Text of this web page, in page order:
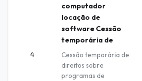
4
computador
locação de
software Cessão
temporária de
Cessão temporária de
direitos sobre
programas de